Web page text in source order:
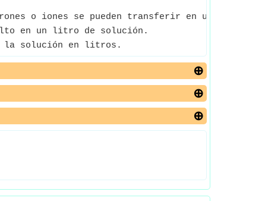
o iones se pueden transferir en una
en un litro de solución.
la solución en litros.